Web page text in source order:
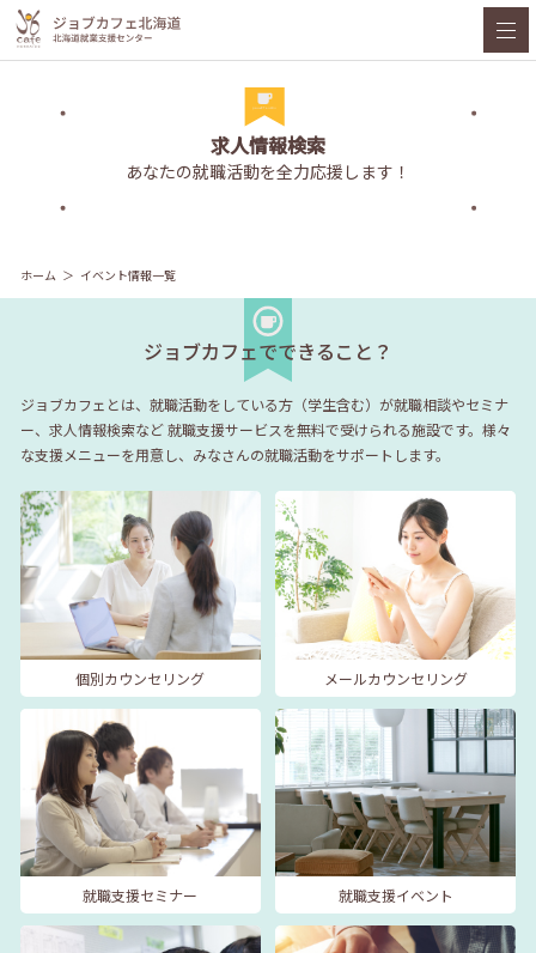
求人情報検索
あなたの就職活動を全力応援します！
ホーム イベント情報一覧
ジョブカフェでできること？
ジョブカフェとは、就職活動をしている方（学生含む）が就職相談やセミナ
ー、求人情報検索など就職支援サービスを無料で受けられる施設です。様々
な支援メニューを用意し、みなさんの就職活動をサポートします。
個別カウンセリング メールカウンセリング
就職支援セミナー 就職支援イベント